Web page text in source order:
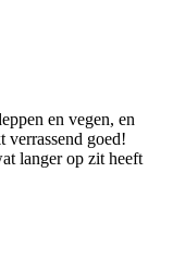
en vegen, en
verrassend goed!
langer op zit heeft